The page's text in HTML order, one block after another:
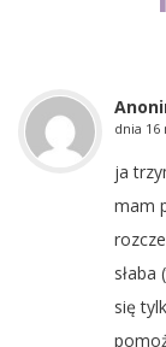
dnia 16
ja
mam
się